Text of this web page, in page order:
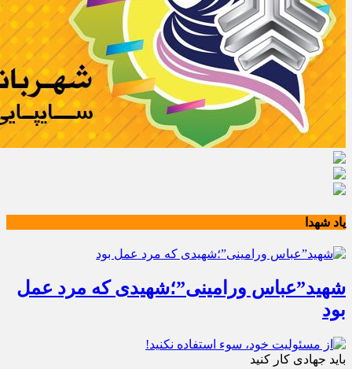
یاد شهدا
شهید”عباس ورامینی”؛شهیدی که مرد عمل
بود
باید جهادی کار کنید